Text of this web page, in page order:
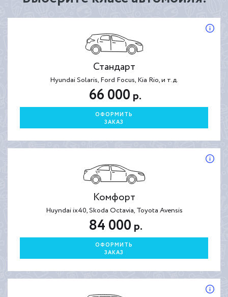
Стандарт
Hyundai Solaris, Ford Focus, Kia Rio, и т.д.
66 000 р.
ОФОРМИТЬ
ЗАКАЗ
Комфорт
Huyndai ix40, Skoda Octavia, Toyota Avensis
84 000 р.
ОФОРМИТЬ
ЗАКАЗ